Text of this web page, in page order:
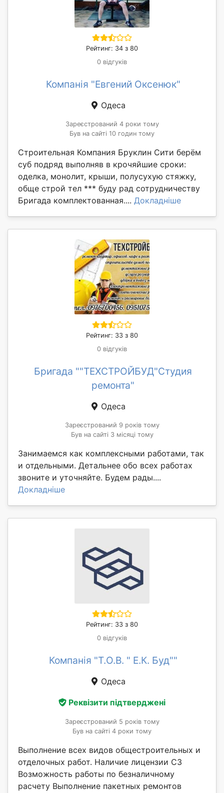
Рейтинг: 34 з 80
0 відгуків
Компанія "Евгений Оксенюк"
Одеса
Зареєстрований 4 роки тому
Був на сайті 10 годин тому
Строительная Компания Бруклин Сити берём
суб подряд выполняв в крочяйшие сроки:
оделка, монолит, крыши, полусухую стяжку,
обще строй тел *** буду рад сотрудничеству
Бригада комплектованная.... Докладніше
Рейтинг: 33 з 80
0 відгуків
Бригада ""ТЕХСТРОЙБУД"Студия
ремонта"
Одеса
Зареєстрований 9 років тому
Був на сайті 3 місяці тому
Занимаемся как комплексными работами, так
и отдельными. Детальнее обо всех работах
звоните и уточняйте. Будем рады....
Докладніше
Рейтинг: 33 з 80
0 відгуків
Компанія "Т.О.В. " Е.К. Буд""
Одеса
Реквізити підтверджені
Зареєстрований 5 років тому
Був на сайті 4 роки тому
Выполнение всех видов общестроительных и
отделочных работ. Наличие лицензии С3
Возможность работы по безналичному
расчету Выполнение пакетных ремонтов